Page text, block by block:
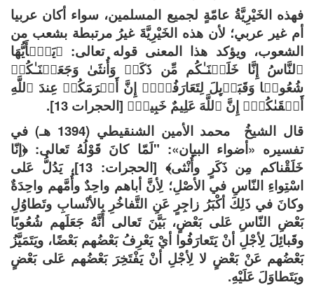
فهذه الخَيْرِيَّةُ عامّةٍ لجميع المسلمين، سواء أكان عربيا
أم غير عربي؛ لأن هذه الخَيْرِيَّةَ غيرُ مرتبطة بشعب من
الشعوب، ويؤكد هذا المعنى قوله تعالى: ﴿یَـٰۤأَیُّهَا
ٱلنَّاسُ إِنَّا خَلَقۡنَـٰكُم مِّن ذَكَرࣲ وَأُنثَىٰ وَجَعَلۡنَـٰكُمۡ
شُعُوبࣰا وَقَبَاۤىِٕلَ لِتَعَارَفُوۤا۟ إِنَّ أَكۡرَمَكُمۡ عِندَ ٱللَّهِ
أَتۡقَىٰكُمۡۚ إِنَّ ٱللَّهَ عَلِیمٌ خَبِیرࣱ﴾ [الحجرات 13].
قال الشيخُ محمد الأمين الشنقيطي (1394 هـ) في
تفسيره «أضواء البيان»: "لَمّا كانَ قَوْلُهُ تَعالى: ﴿إنّا
خَلَقْناكم مِن ذَكَرٍ وأُنْثى﴾ [الحجرات: 13]، يَدُلُّ عَلى
اسْتِواءِ النّاسِ في الأصْلِ؛ لِأنَّ أباهم واحِدٌ وأُمَّهم واحِدَةٌ
وكانَ في ذَلِكَ أكْبَرُ زاجِرٍ عَنِ التَّفاخُرِ بِالأنْسابِ وتَطاوُلِ
بَعْضِ النّاسِ عَلى بَعْضٍ، بَيَّنَ تَعالى أنَّهُ جَعَلَهم شُعُوبًا
وقَبائِلَ لِأجْلِ أنْ يَتَعارَفُوا أيْ يَعْرِفُ بَعْضُهم بَعْضًا، ويَتَمَيَّزُ
بَعْضُهم عَنْ بَعْضٍ لا لِأجْلِ أنْ يَفْتَخِرَ بَعْضُهم عَلى بَعْضٍ
ويَتَطاوَلَ عَلَيْهِ.